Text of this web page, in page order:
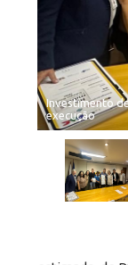
Investimento
execução